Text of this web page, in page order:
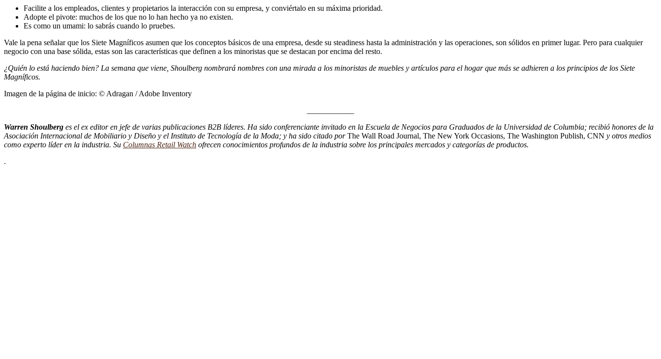
Facilite a los empleados, clientes y propietarios la interacción con su empresa, y conviértalo en su máxima prioridad.
Adopte el pivote: muchos de los que no lo han hecho ya no existen.
Es como un umami: lo sabrás cuando lo pruebes.
Vale la pena señalar que los Siete Magníficos asumen que los conceptos básicos de una empresa, desde su steadiness hasta la administración y las operaciones, son sólidos en primer lugar. Pero para cualquier
negocio con una base sólida, estas son las características que definen a los minoristas que se destacan por encima del resto.
¿Quién lo está haciendo bien? La semana que viene, Shoulberg nombrará nombres con una mirada a los minoristas de muebles y artículos para el hogar que más se adhieren a los principios de los Siete
Magníficos.
Imagen de la página de inicio: © Adragan / Adobe Inventory
Warren Shoulberg es el ex editor en jefe de varias publicaciones B2B líderes. Ha sido conferenciante invitado en la Escuela de Negocios para Graduados de la Universidad de Columbia; recibió honores de la
Asociación Internacional de Mobiliario y Diseño y el Instituto de Tecnología de la Moda; y ha sido citado porThe Wall Road Journal, The New York Occasions, The Washington Publish, CNN y otros medios
como experto líder en la industria. Su Columnas Retail Watch ofrecen conocimientos profundos de la industria sobre los principales mercados y categorías de productos.
.